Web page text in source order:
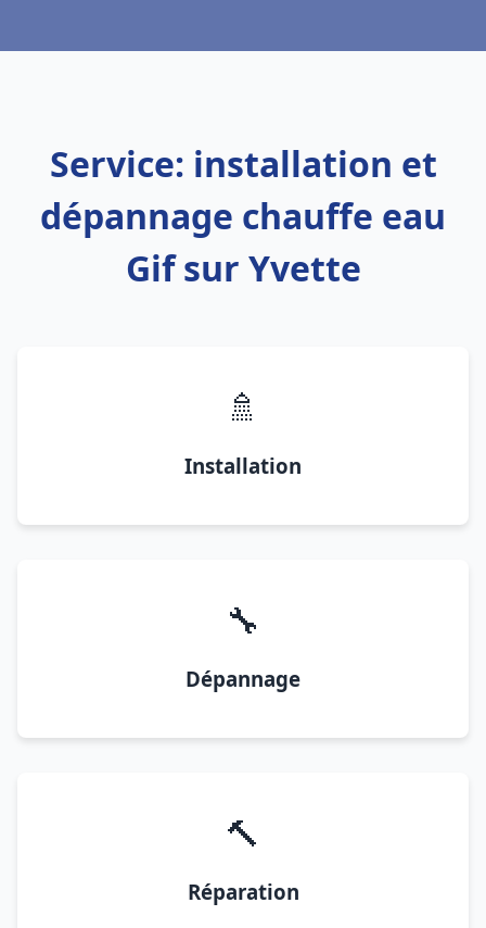
Service: installation et
dépannage chauffe eau
Gif sur Yvette
🚿
Installation
🔧
Dépannage
🔨
Réparation